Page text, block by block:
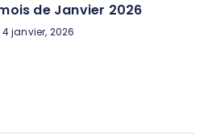
de Janvier 2026
4 janvier, 2026